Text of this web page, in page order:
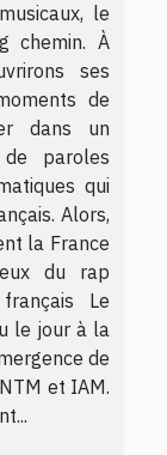
le
chemin. À
ses
de
dans un
paroles
qui
Alors,
la France
du rap
Le
le jour à la
de
et IAM.